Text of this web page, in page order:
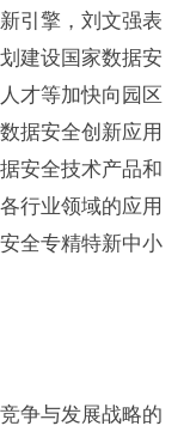
引擎，刘文强表
建设国家数据安
才等加快向园区
据安全创新应用
安全技术产品和
行业领域的应用
全专精特新中小
争与发展战略的